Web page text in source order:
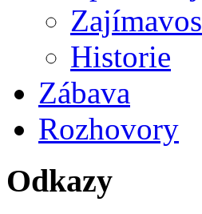
Historie
Zábava
Rozhovory
Odkazy